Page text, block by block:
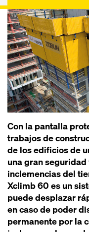
Con la pantalla
trabajos de
de los edificios de
una gran
inclemencias del
Xclimb 60 es un
puede desplazar
en caso de poder
permanente por la